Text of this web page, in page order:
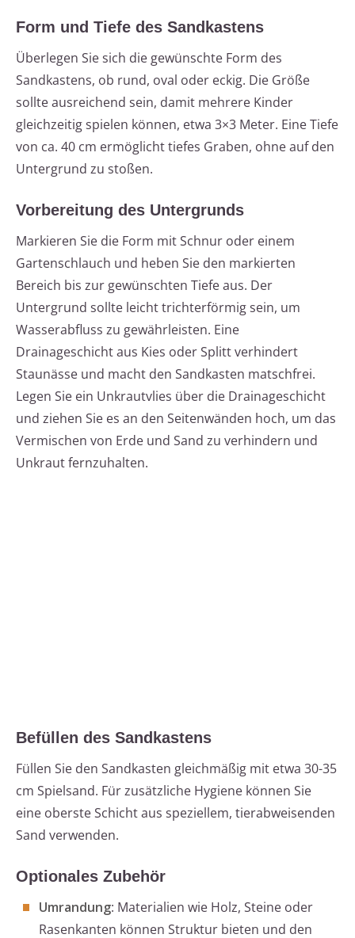
Form und Tiefe des Sandkastens
Überlegen Sie sich die gewünschte Form des
Sandkastens, ob rund, oval oder eckig. Die Größe
sollte ausreichend sein, damit mehrere Kinder
gleichzeitig spielen können, etwa 3×3 Meter. Eine Tiefe
von ca. 40 cm ermöglicht tiefes Graben, ohne auf den
Untergrund zu stoßen.
Vorbereitung des Untergrunds
Markieren Sie die Form mit Schnur oder einem
Gartenschlauch und heben Sie den markierten
Bereich bis zur gewünschten Tiefe aus. Der
Untergrund sollte leicht trichterförmig sein, um
Wasserabfluss zu gewährleisten. Eine
Drainageschicht aus Kies oder Splitt verhindert
Staunässe und macht den Sandkasten matschfrei.
Legen Sie ein Unkrautvlies über die Drainageschicht
und ziehen Sie es an den Seitenwänden hoch, um das
Vermischen von Erde und Sand zu verhindern und
Unkraut fernzuhalten.
Befüllen des Sandkastens
Füllen Sie den Sandkasten gleichmäßig mit etwa 30-35
cm Spielsand. Für zusätzliche Hygiene können Sie
eine oberste Schicht aus speziellem, tierabweisenden
Sand verwenden.
Optionales Zubehör
Umrandung: Materialien wie Holz, Steine oder
Rasenkanten können Struktur bieten und den